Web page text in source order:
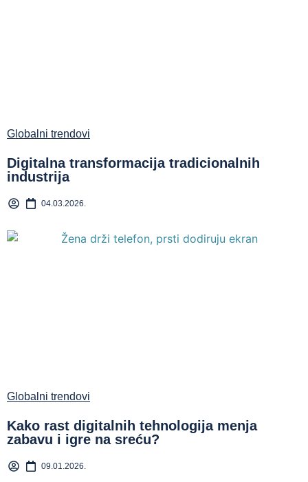
Globalni trendovi
Digitalna transformacija tradicionalnih
industrija
04.03.2026.
Globalni trendovi
Kako rast digitalnih tehnologija menja
zabavu i igre na sreću?
09.01.2026.